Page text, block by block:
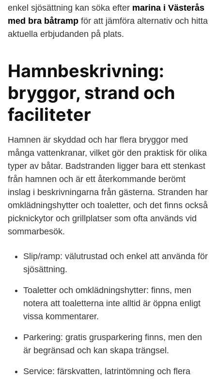
enkel sjösättning kan söka efter marina i Västerås
med bra båtramp för att jämföra alternativ och hitta
aktuella erbjudanden på plats.
Hamnbeskrivning:
bryggor, strand och
faciliteter
Hamnen är skyddad och har flera bryggor med
många vattenkranar, vilket gör den praktisk för olika
typer av båtar. Badstranden ligger bara ett stenkast
från hamnen och är ett återkommande berömt
inslag i beskrivningarna från gästerna. Stranden har
omklädningshytter och toaletter, och det finns också
picknickytor och grillplatser som ofta används vid
sommarbesök.
Slip/ramp: välutrustad och enkel att använda för
sjösättning.
Toaletter och omklädningshytter: finns, men
notera att toaletterna inte alltid är öppna enligt
vissa kommentarer.
Parkering: gratis grusparkering finns, men den
är begränsad och kan skapa trängsel.
Service: färskvatten, latrintömning och flera